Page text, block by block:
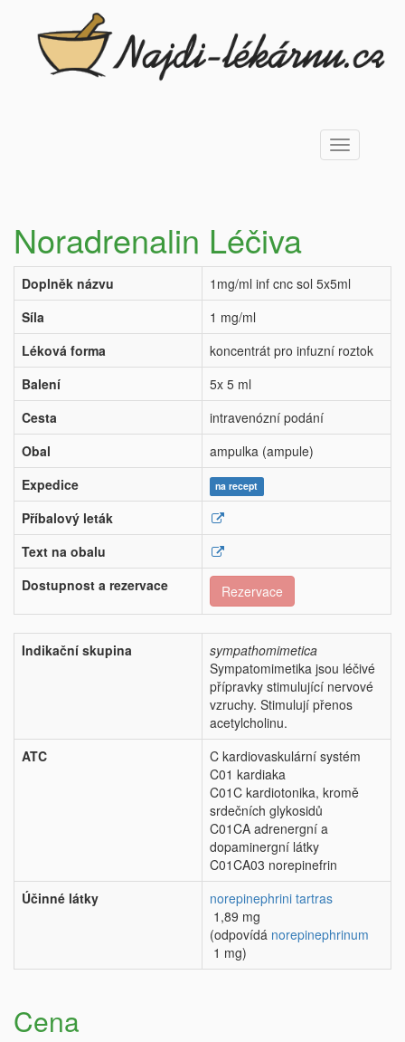
Toggle
navigation
Noradrenalin Léčiva
Doplněk názvu
1mg/ml inf cnc sol 5x5ml
Síla
1 mg/ml
Léková forma
koncentrát pro infuzní roztok
Balení
5x 5 ml
Cesta
intravenózní podání
Obal
ampulka (ampule)
Expedice
na recept
Příbalový leták
Text na obalu
Dostupnost a rezervace
Rezervace
Indikační skupina
sympathomimetica
Sympatomimetika jsou léčivé
přípravky stimulující nervové
vzruchy. Stimulují přenos
acetylcholinu.
ATC
C kardiovaskulární systém
C01 kardiaka
C01C kardiotonika, kromě
srdečních glykosidů
C01CA adrenergní a
dopaminergní látky
C01CA03 norepinefrin
Účinné látky
norepinephrini tartras
1,89 mg
(odpovídá norepinephrinum
1 mg)
Cena